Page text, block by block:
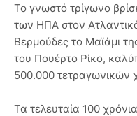
Το γνωστό τρίγωνο
των ΗΠΑ στον
Βερμούδες το Μαϊάμι
του Πουέρτο Ρίκο,
500.000 τετραγωνικών
Τα τελευταία 100